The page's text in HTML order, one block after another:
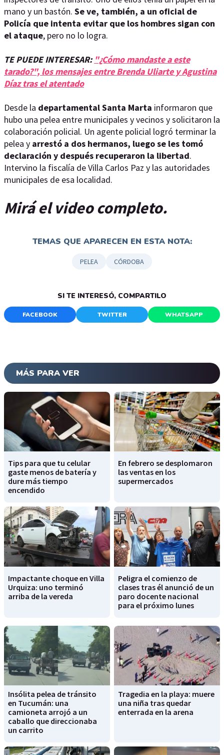
mano y un bastón. Se ve, también, a un oficial de
Policía que intenta evitar que los hombres sigan con
el ataque, pero no lo logra.
TE PUEDE INTERESAR: "¿Cómo mandaste a este
tarado?", los mensajes entre Brenda Uliarte y Agustina
Díaz tras el atentado
Desde la departamental Santa Marta informaron que
hubo una pelea entre municipales y vecinos y solicitaron la
colaboración policial. Un agente policial logró terminar la
pelea y arrestó a dos hermanos, luego se les tomó
declaración y después recuperaron la libertad.
Intervino la fiscalía de Villa Carlos Paz y las autoridades
municipales de esa localidad.
Mirá el video completo.
TEMAS QUE APARECEN EN ESTA NOTA:
PELEA CÓRDOBA
SI TE INTERESÓ, COMPARTILO
FACEBOOK TWITTER WHATSAPP
MÁS PARA VER
Tips para que tu celular
gaste menos de batería y
dure más tiempo
encendido
En febrero se desplomaron
las ventas en los
supermercados
Impactante choque en Villa
Urquiza: uno terminó
arriba de la vereda
Peligra el comienzo de
clases tras él anunció de un
paro docente nacional
para el próximo lunes
Insólita pelea de tránsito
en Tucumán: una
camioneta arrojó a un
caballo que direccionaba
un carrito
Tragedia en la playa: muere
una niña tras quedar
enterrada en la arena